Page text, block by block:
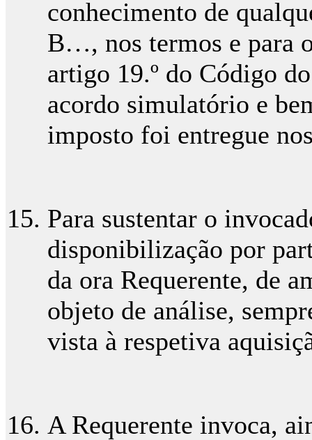
conhecimento de
B…, nos termos e para
artigo 19.º do Código
acordo simulatório e
imposto foi entregue
Para sustentar o
disponibilização por
da ora Requerente, de
objeto de análise,
vista à respetiva
A Requerente invoca,